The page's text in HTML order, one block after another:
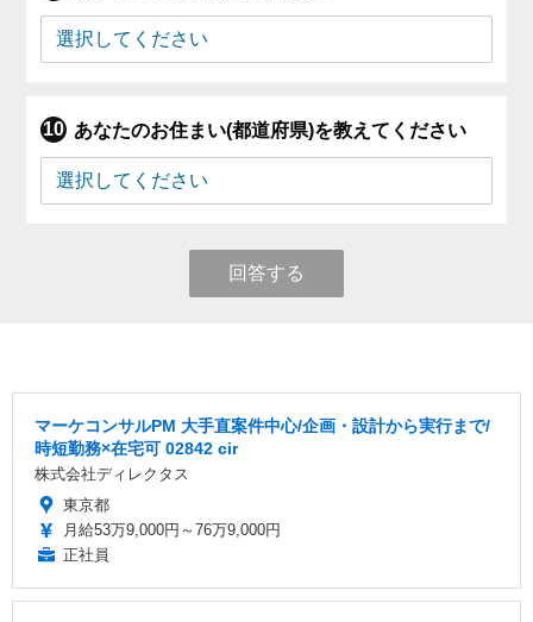
あなたのお住まい(都道府県)を教えてください
回答する
マーケコンサルPM 大手直案件中心/企画・設計から実行まで/
時短勤務×在宅可 02842 cir
株式会社ディレクタス
東京都
月給53万9,000円～76万9,000円
正社員